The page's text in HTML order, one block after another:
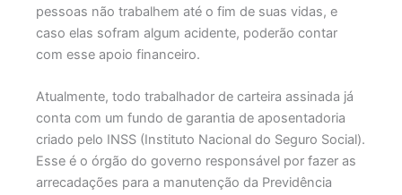
pessoas não trabalhem até o fim de suas vidas, e
caso elas sofram algum acidente, poderão contar
com esse apoio financeiro.
Atualmente, todo trabalhador de carteira assinada já
conta com um fundo de garantia de aposentadoria
criado pelo INSS (Instituto Nacional do Seguro Social).
Esse é o órgão do governo responsável por fazer as
arrecadações para a manutenção da Previdência